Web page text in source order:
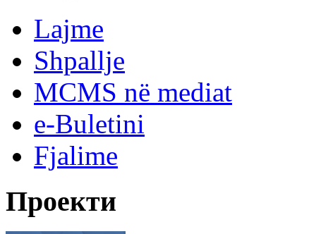
Lajme
Shpallje
MCMS në mediat
e-Buletini
Fjalime
Проекти